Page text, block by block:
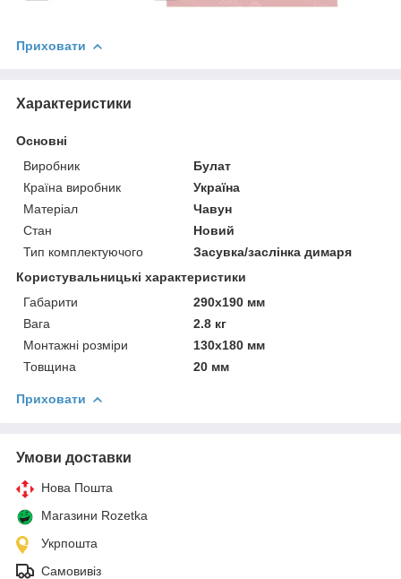
Приховати
Характеристики
Основні
Виробник
Булат
Країна виробник
Україна
Матеріал
Чавун
Стан
Новий
Тип комплектуючого
Засувка/заслінка димаря
Користувальницькі характеристики
Габарити
290х190 мм
Вага
2.8 кг
Монтажні розміри
130x180 мм
Товщина
20 мм
Приховати
Умови доставки
Нова Пошта
Магазини Rozetka
Укрпошта
Самовивіз